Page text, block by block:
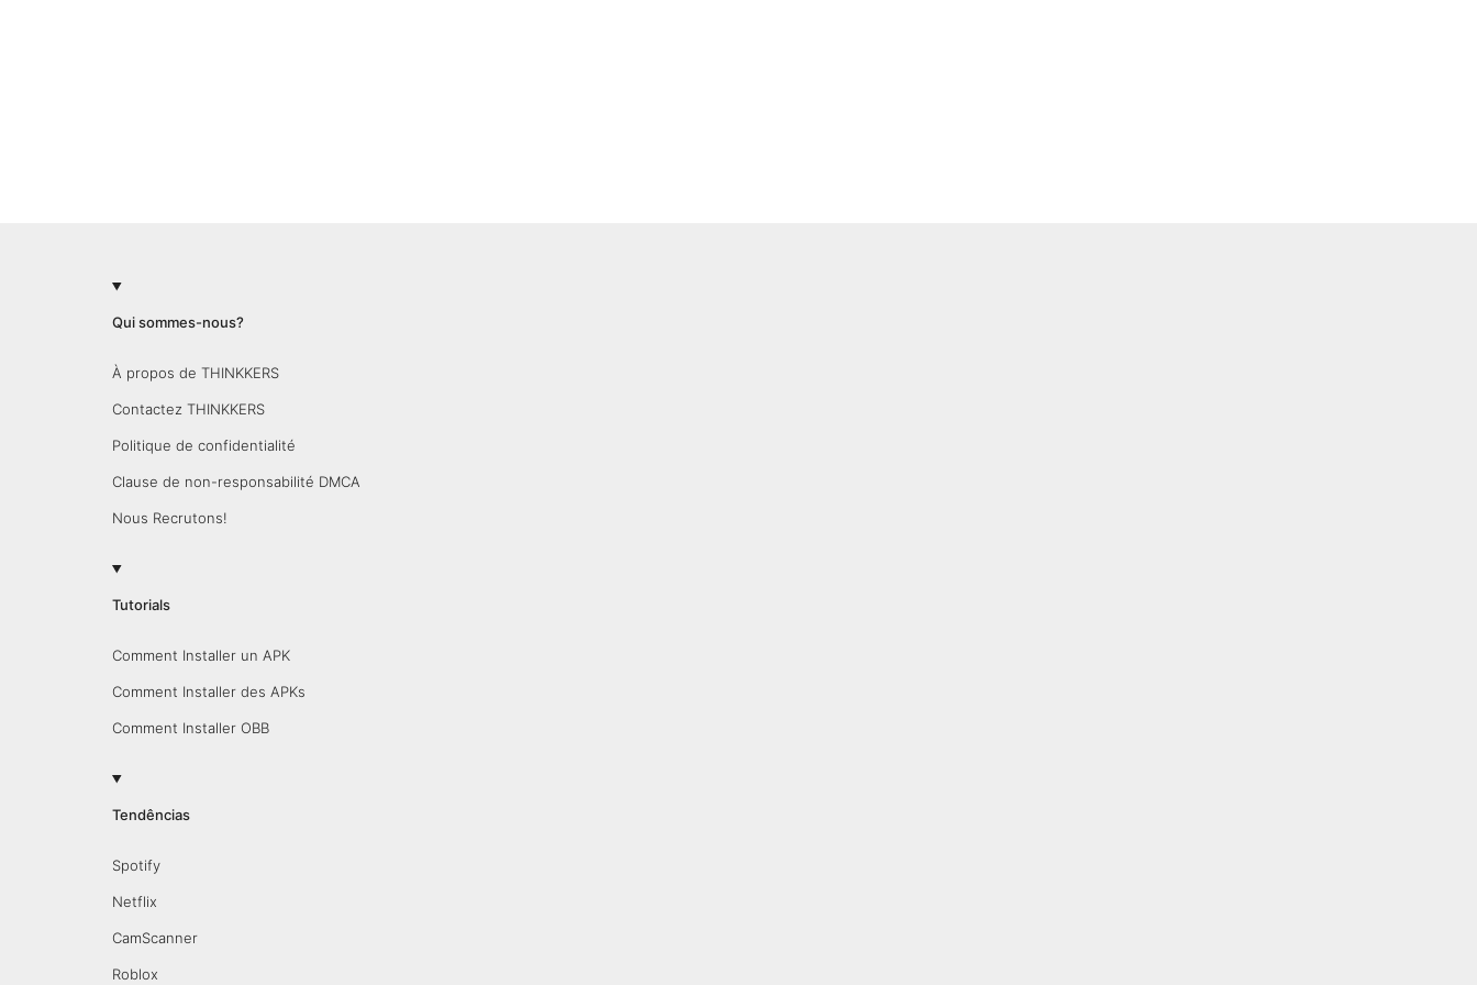
Qui sommes-nous?
À propos de THINKKERS
Contactez THINKKERS
Politique de confidentialité
Clause de non-responsabilité DMCA
Nous Recrutons!
Tutorials
Comment Installer un APK
Comment Installer des APKs
Comment Installer OBB
Tendências
Spotify
Netflix
CamScanner
Roblox